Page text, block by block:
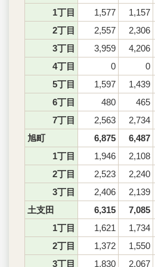
1丁目
1,577 1,157
2丁目
2,557 2,306
3丁目
3,959 4,206
4丁目
0 0
5丁目
1,597 1,439
6丁目
480 465
7丁目
2,563 2,734
旭町
6,875 6,487
1丁目
1,946 2,108
2丁目
2,523 2,240
3丁目
2,406 2,139
土支田
6,315 7,085
1丁目
1,621 1,734
2丁目
1,372 1,550
3丁目
1,830 2,067